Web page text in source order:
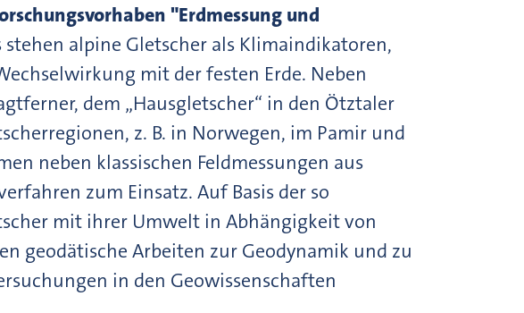
"Erdmessung und
alpine Gletscher als Klimaindikatoren,
mit der festen Erde. Neben
dem „Hausgletscher“ in den Ötztaler
z. B. in Norwegen, im Pamir und
neben klassischen Feldmessungen aus
zum Einsatz. Auf Basis der so
mit ihrer Umwelt in Abhängigkeit von
geodätische Arbeiten zur Geodynamik und zu
in den Geowissenschaften